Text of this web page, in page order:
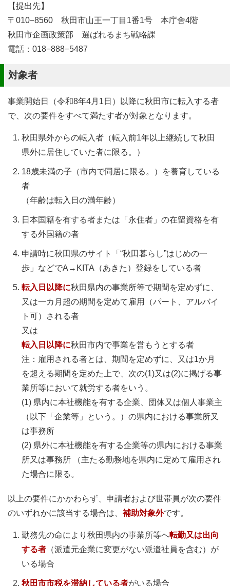
【提出先】
〒010−8560 秋田市山王一丁目1番1号 本庁舎4階
秋田市企画政策部 選ばれるまち戦略課
電話：018−888−5487
対象者
事業開始日（令和8年4月1日）以降に秋田市に転入する者
で、次の要件をすべて満たす者が対象となります。
秋田県外からの転入者（転入前1年以上継続して秋田
県外に居住していた者に限る。）
18歳未満の子（市内で同居に限る。）を養育している
者
（年齢は転入日の満年齢）
日本国籍を有する者または「永住者」の在留資格を有
する外国籍の者
申請時に秋田県のサイト「“秋田暮らし”はじめの一
歩」などでA→KITA（あきた）登録をしている者
転入日以降に秋田県内の事業所等で期間を定めずに、
又は一カ月超の期間を定めて雇用（パート、アルバイ
ト可）される者
又は
転入日以降に秋田市内で事業を営もうとする者
注：雇用される者とは、期間を定めずに、又は1か月
を超える期間を定めた上で、次の(1)又は(2)に掲げる事
業所等において就労する者をいう。
(1) 県内に本社機能を有する企業、団体又は個人事業主
（以下「企業等」という。）の県内における事業所又
は事務所
(2) 県外に本社機能を有する企業等の県内における事業
所又は事務所 （主たる勤務地を県内に定めて雇用され
た場合に限る。
以上の要件にかかわらず、申請者および世帯員が次の要件
のいずれかに該当する場合は、 補助対象外です。
勤務先の命により秋田県内の事業所等へ転勤又は出向
する者 （派遣元企業に変更がない派遣社員を含む）が
いる場合
秋田市市税を滞納している者がいる場合